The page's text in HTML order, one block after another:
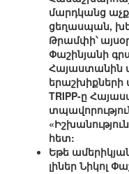
մարդկանց
ցեղասպան,
Թրամփի՝
Փաշինյանի
Հայաստանին
երաշխիքների
TRIPP-ը
հետ:
Եթե
լիներ Նիկոլ